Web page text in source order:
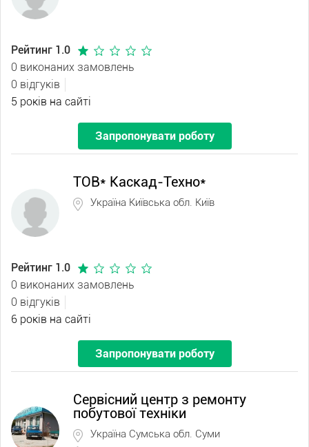
Рейтинг 1.0
0 виконаних замовлень
0 відгуків
5 років на сайті
Запропонувати роботу
ТОВ* Каскад-Техно*
Україна Київська обл. Київ
Рейтинг 1.0
0 виконаних замовлень
0 відгуків
6 років на сайті
Запропонувати роботу
Сервісний центр з ремонту
побутової техніки
Україна Сумська обл. Суми